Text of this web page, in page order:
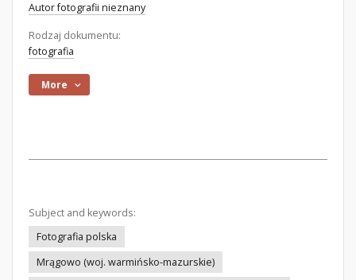
Autor fotografii nieznany
Rodzaj dokumentu:
fotografia
More
Subject and keywords:
Fotografia polska
Mrągowo (woj. warmińsko-mazurskie)